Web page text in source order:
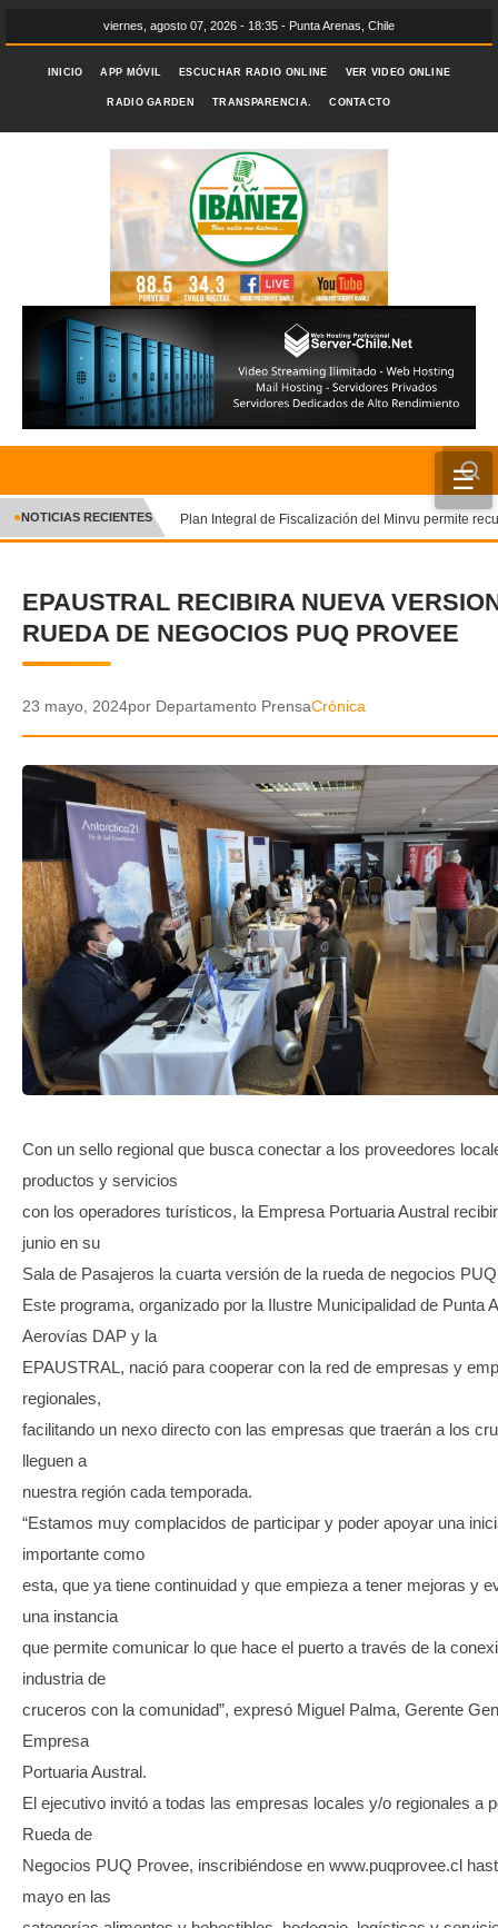
viernes, agosto 07, 2026 - 18:35 - Punta Arenas, Chile
INICIO APP MÓVIL ESCUCHAR RADIO ONLINE VER VIDEO ONLINE
RADIO GARDEN TRANSPARENCIA. CONTACTO
☰
INICIO
CRÓNICA
DEPORTES
POLICIAL
AUDIOS
VIDEOS
GALERIA DE FOTOS
APP MÓVIL
TRANSPARENCIA
✕
●NOTICIAS RECIENTES Plan Integral de Fiscalización del Minvu permite
EPAUSTRAL RECIBIRA NUEVA
RUEDA DE NEGOCIOS PUQ PROVEE
23 mayo, 2024por Departamento PrensaCrónica
Con un sello regional que busca conectar a los proveedores
productos y servicios
con los operadores turísticos, la Empresa Portuaria Austral
junio en su
Sala de Pasajeros la cuarta versión de la rueda de negocios
Este programa, organizado por la Ilustre Municipalidad de Punta
Aerovías DAP y la
EPAUSTRAL, nació para cooperar con la red de empresas y
regionales,
facilitando un nexo directo con las empresas que traerán a los
lleguen a
nuestra región cada temporada.
“Estamos muy complacidos de participar y poder apoyar una
importante como
esta, que ya tiene continuidad y que empieza a tener mejoras y
una instancia
que permite comunicar lo que hace el puerto a través de la
industria de
cruceros con la comunidad”, expresó Miguel Palma, Gerente
Empresa
Portuaria Austral.
El ejecutivo invitó a todas las empresas locales y/o regionales a
Rueda de
Negocios PUQ Provee, inscribiéndose en www.puqprovee.cl
mayo en las